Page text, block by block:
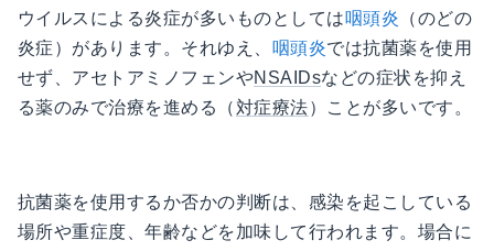
ウイルスによる炎症が多いものとしては咽頭炎 （のどの
炎症）があります。それゆえ、 咽頭炎では抗菌薬を使用
せず、アセトアミノフェンやNSAIDsなどの症状を抑え
る薬のみで治療を進める（ 対症療法）ことが多いです。
抗菌薬を使用するか否かの判断は、感染を起こしている
場所や重症度、年齢などを加味して行われます。場合に